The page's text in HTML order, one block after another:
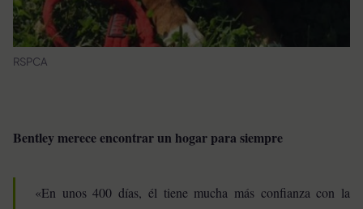
RSPCA
Bentley merece encontrar un hogar para siempre
«En unos 400 días, él tiene mucha más confianza con la